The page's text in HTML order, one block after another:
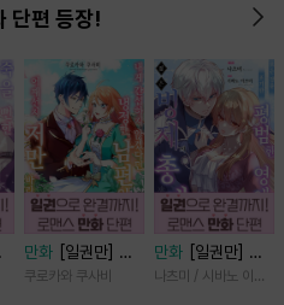
단편 등장!
만화
[일권만] 내
게 간섭하지 않겠
쿠로카와 쿠사비
만화
[일권만] 모
든 것을 포기한 평
나츠미 / 시바노 이즈미